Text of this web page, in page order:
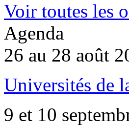
Voir toutes les
Agenda
26 au 28 août
Universités de
9 et 10